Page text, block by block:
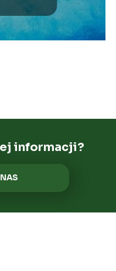
informacji?